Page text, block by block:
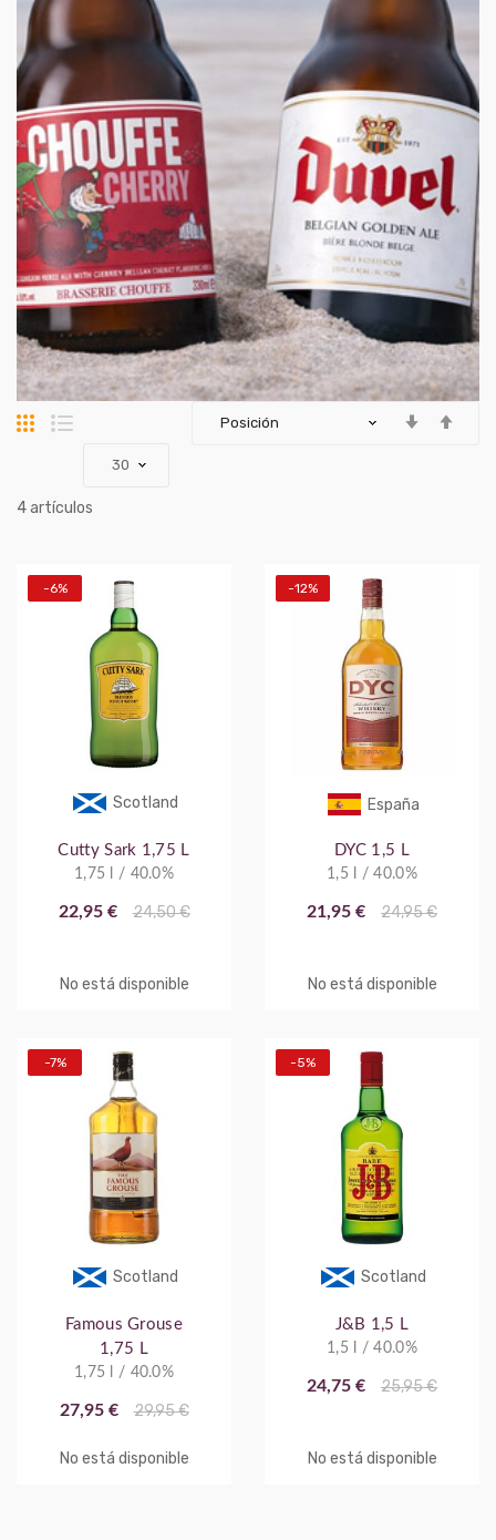
Parrilla
4artículos
Scotland
-6%
Cutty Sark 1,75 L
1,75 l / 40.0%
22,95 € 24,50 €
No está disponible
España
-12%
DYC 1,5 L
1,5 l / 40.0%
21,95 € 24,95 €
No está disponible
Scotland
-7%
Famous Grouse
1,75 L
1,75 l / 40.0%
27,95 € 29,95 €
No está disponible
Scotland
-5%
J&B 1,5 L
1,5 l / 40.0%
24,75 € 25,95 €
No está disponible